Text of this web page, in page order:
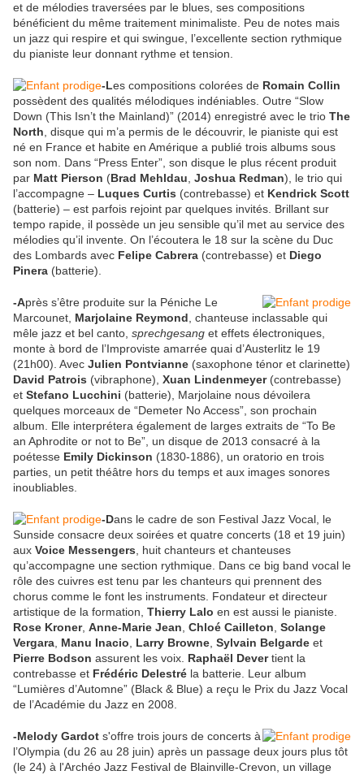
et de mélodies traversées par le blues, ses compositions
bénéficient du même traitement minimaliste. Peu de notes mais
un jazz qui respire et qui swingue, l’excellente section rythmique
du pianiste leur donnant rythme et tension.
-Les compositions colorées de Romain Collin
possèdent des qualités mélodiques indéniables. Outre “Slow
Down (This Isn’t the Mainland)” (2014) enregistré avec le trio The
North , disque qui m’a permis de le découvrir, le pianiste qui est
né en France et habite en Amérique a publié trois albums sous
son nom. Dans “Press Enter”, son disque le plus récent produit
par Matt Pierson (Brad Mehldau Joshua Redman), le trio qui
l’accompagne – Luques Curtis (contrebasse) et Kendrick Scott
(batterie) – est parfois rejoint par quelques invités. Brillant sur
tempo rapide, il possède un jeu sensible qu’il met au service des
mélodies qu’il invente. On l’écoutera le 18 sur la scène du Duc
des Lombards avec Felipe Cabrera (contrebasse) et Diego
Pinera (batterie).
-Après s’être produite sur la Péniche Le
Marcounet, Marjolaine Reymond , chanteuse inclassable qui
mêle jazz et bel canto, sprechgesang et effets électroniques,
monte à bord de l’Improviste amarrée quai d’Austerlitz le 19
(21h00). Avec Julien Pontvianne (saxophone ténor et clarinette)
David Patrois (vibraphone), Xuan Lindenmeyer(contrebasse)
et Stefano Lucchini (batterie), Marjolaine nous dévoilera
quelques morceaux de “Demeter No Access”, son prochain
album. Elle interprétera également de larges extraits de “To Be
an Aphrodite or not to Be”, un disque de 2013 consacré à la
poétesse Emily Dickinson (1830-1886), un oratorio en trois
parties, un petit théâtre hors du temps et aux images sonores
inoubliables.
-Dans le cadre de son Festival Jazz Vocal, le
Sunside consacre deux soirées et quatre concerts (18 et 19 juin)
aux Voice Messengers , huit chanteurs et chanteuses
qu’accompagne une section rythmique. Dans ce big band vocal le
rôle des cuivres est tenu par les chanteurs qui prennent des
chorus comme le font les instruments. Fondateur et directeur
artistique de la formation, Thierry Lalo en est aussi le pianiste.
Rose Kroner, Anne-Marie Jean Chloé Cailleton Solange
Vergara Manu Inacio Larry Browne Sylvain Belgarde et
Pierre Bodson assurent les voix. Raphaël Devertient la
contrebasse et Frédéric Delestré la batterie. Leur album
“Lumières d’Automne” (Black & Blue) a reçu le Prix du Jazz Vocal
de l’Académie du Jazz en 2008.
-Melody Gardot s'offre trois jours de concerts à
l’Olympia (du 26 au 28 juin) après un passage deux jours plus tôt
(le 24) à l'Archéo Jazz Festival de Blainville-Crevon, un village